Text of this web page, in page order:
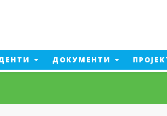
Машинско инжењерство
ДОКУМЕНТИ